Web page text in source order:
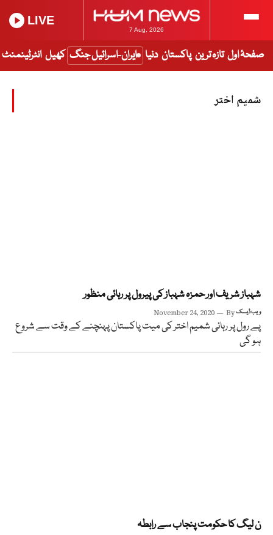
7 Aug, 2026
LIVE
صفحۂ اول تازہ ترین پاکستان دنیا ایران-اسرائیل جنگ کھیل انٹرٹینمنٹ
شمیم اختر
شہباز شریف اور حمزہ شہباز کی پیرول پر رہائی منظور
November 24, 2020 Byویب ڈیسک
پے رول پر رہائی شمیم اختر کی میت پاکستان پہنچنے کے وقت سے شروع
ہو گی
ن لیگ کا حکومت پنجاب سے رابطہ